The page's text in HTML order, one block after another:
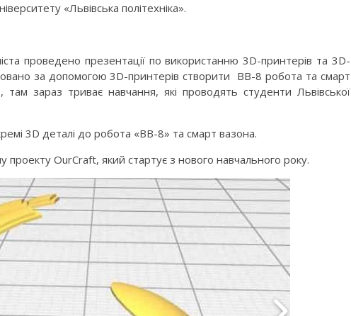
«Львівська політехніка».
проведено презентації по використанню 3D-принтерів та 3D-
за допомогою 3D-принтерів створити ВВ-8 робота та смарт
зараз триває навчання, які проводять студенти Львівської
3D деталі до робота «ВВ-8» та смарт вазона.
проекту OurCraft, який стартує з нового навчального року.